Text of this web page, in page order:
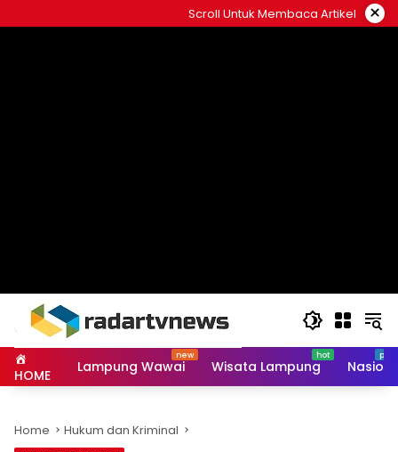
to
Scroll Untuk Membaca Artikel ×
HOME Lampung Wawai Wisata Lampung
Home Hukum dan Kriminal